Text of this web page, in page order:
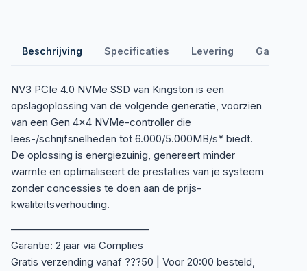
Beschrijving Specificaties Levering Garantie
NV3 PCIe 4.0 NVMe SSD van Kingston is een
opslagoplossing van de volgende generatie, voorzien
van een Gen 4×4 NVMe-controller die
lees-/schrijfsnelheden tot 6.000/5.000MB/s* biedt.
De oplossing is energiezuinig, genereert minder
warmte en optimaliseert de prestaties van je systeem
zonder concessies te doen aan de prijs-
kwaliteitsverhouding.
—————————————-
Garantie: 2 jaar via Complies
Gratis verzending vanaf ???50 | Voor 20:00 besteld,